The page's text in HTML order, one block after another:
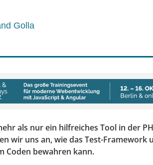
Golla
als nur ein hilfreiches Tool in der
wir uns an, wie das Test-Framework
Coden bewahren kann.